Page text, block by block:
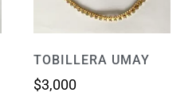
TOBILLERA UMAY
$3,000